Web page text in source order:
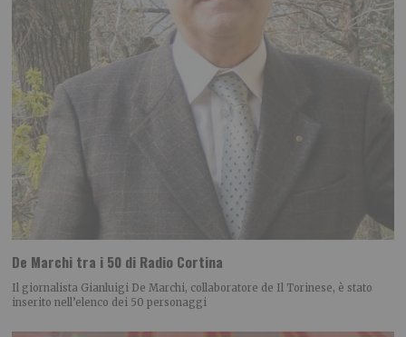
De Marchi tra i 50 di Radio Cortina
Il giornalista Gianluigi De Marchi, collaboratore de Il Torinese, è stato
inserito nell’elenco dei 50 personaggi